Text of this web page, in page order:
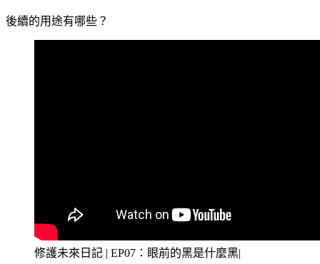
後續的用途有哪些？
修護未來日記 | EP07：眼前的黑是什麼黑|